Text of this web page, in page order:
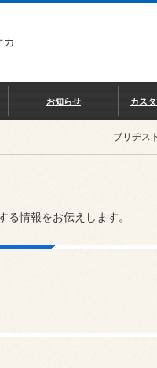
カ
お知らせ カス
ブリヂス
る情報をお伝えします。